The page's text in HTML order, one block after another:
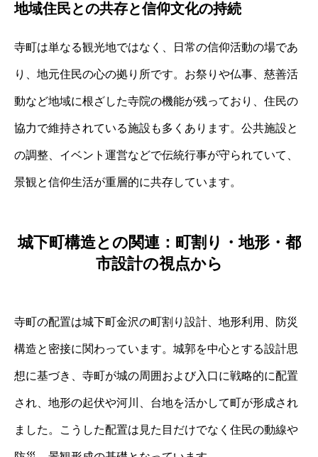
地域住民との共存と信仰文化の持続
寺町は単なる観光地ではなく、日常の信仰活動の場であ
り、地元住民の心の拠り所です。お祭りや仏事、慈善活
動など地域に根ざした寺院の機能が残っており、住民の
協力で維持されている施設も多くあります。公共施設と
の調整、イベント運営などで伝統行事が守られていて、
景観と信仰生活が重層的に共存しています。
城下町構造との関連：町割り・地形・都
市設計の視点から
寺町の配置は城下町金沢の町割り設計、地形利用、防災
構造と密接に関わっています。城郭を中心とする設計思
想に基づき、寺町が城の周囲および入口に戦略的に配置
され、地形の起伏や河川、台地を活かして町が形成され
ました。こうした配置は見た目だけでなく住民の動線や